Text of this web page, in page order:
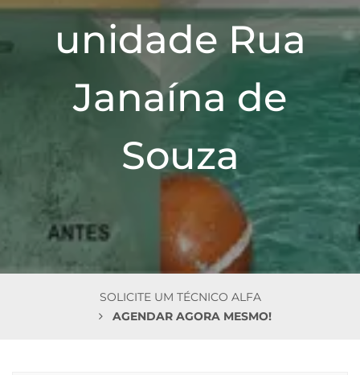
unidade Rua
Janaína de
Souza
SOLICITE UM TÉCNICO ALFA
AGENDAR AGORA MESMO!